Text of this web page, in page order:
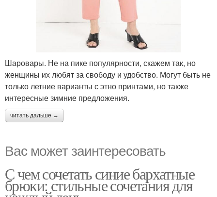
Шаровары. Не на пике популярности, скажем так, но
женщины их любят за свободу и удобство. Могут быть не
только летние варианты с этно принтами, но также
интересные зимние предложения.
читать дальше →
Вас может заинтересовать
С чем сочетать синие бархатные
брюки: стильные сочетания для